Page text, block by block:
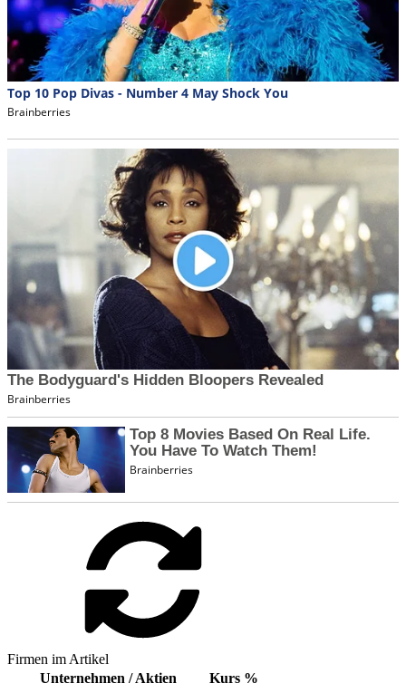
Firmen im Artikel
Unternehmen / Aktien
Kurs %